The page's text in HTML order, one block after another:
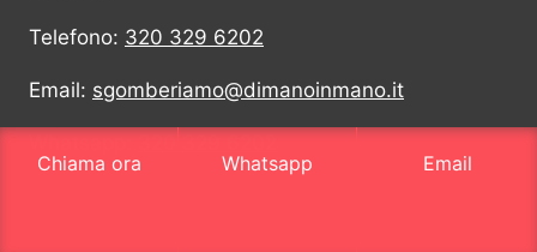
Telefono: 320 329 6202
Email: sgomberiamo@dimanoinmano.it
Chiama ora
Whatsapp Email